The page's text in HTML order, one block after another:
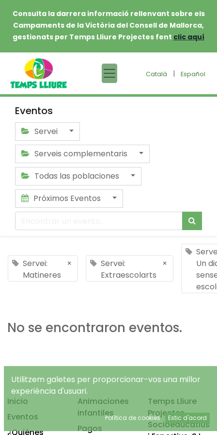
Consulta la darrera informació rellenvant sobre els
Campaments de la Victòria del Consell de Mallorca,
gestionats per Temps Lliure Projectes fent clic aquí
Català | Español
Eventos
Servei
Serveis complementaris
Todas las poblaciones
Próximos Eventos
Servei:
Matineres
×
Servei:
Extraescolarts
×
Un
No se encontraron eventos.
Inicio
Eventos
¿Quiénes
Animaciones
infantiles
Pagos
Temps Lliure
Projectes
Socioeducatius
Utilitzem galetes per proporcionar-vos una millor
experiència d'usuari.
Política de cookies Estic d'acord